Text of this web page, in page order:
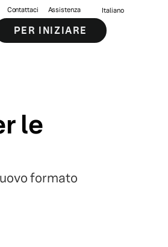
Contattaci Assistenza Italiano
PER INIZIARE
le
formato